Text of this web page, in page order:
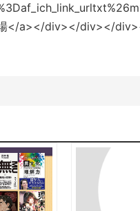
</a></div></div></